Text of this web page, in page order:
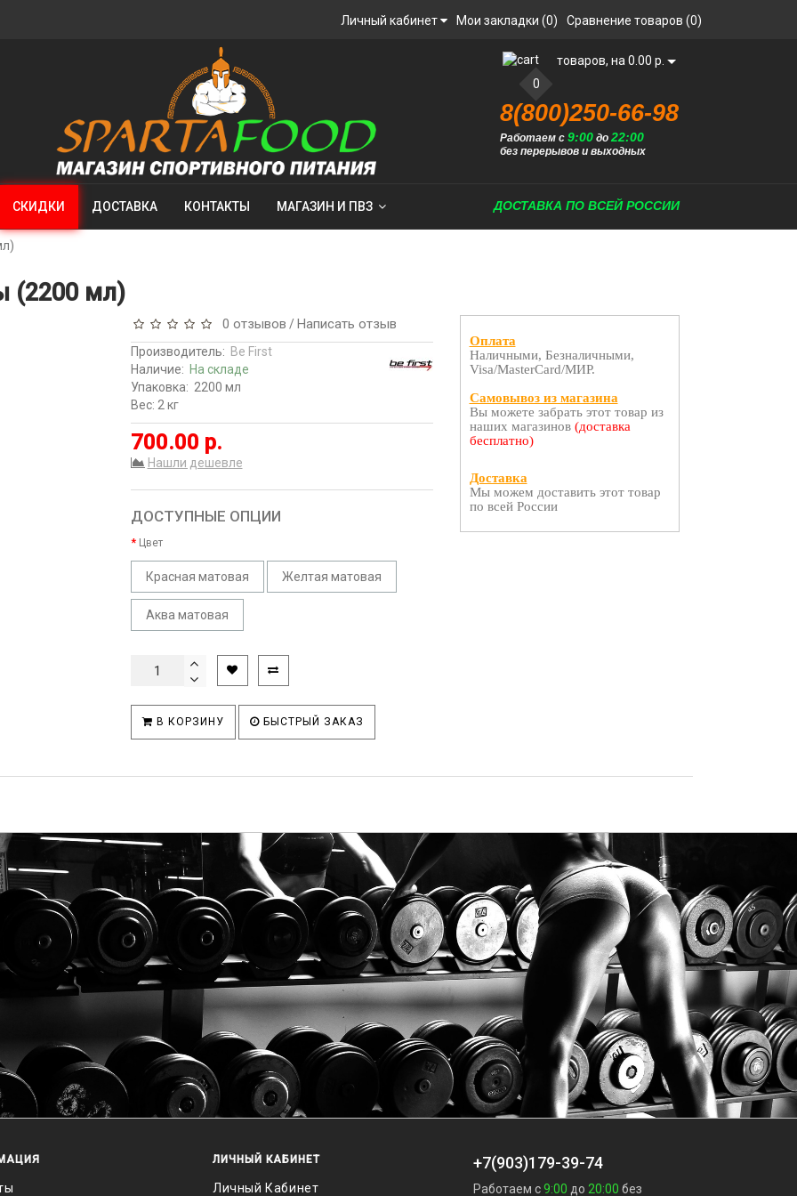
Личный кабинет Мои закладки (0) Сравнение товаров (0)
0
товаров, на 0.00 р.
8(800)250-66-98
Работаем с9:00 до22:00
без перерывов и выходных
СКИДКИ ДОСТАВКА КОНТАКТЫ МАГАЗИН И ПВЗ ДОСТАВКА ПО ВСЕЙ РОССИИ
(2200 мл)
0 отзывов / Написать отзыв
Производитель: Be First
Наличие: На складе
Упаковка: 2200 мл
Вес: 2 кг
700.00 р.
Нашли дешевле
ДОСТУПНЫЕ ОПЦИИ
Цвет
Красная матовая Желтая матовая
Аква матовая
В КОРЗИНУ БЫСТРЫЙ ЗАКАЗ
Оплата
Наличными, Безналичными,
Visa/MasterCard/МИР.
Самовывоз из магазина
Вы можете забрать этот товар из
наших магазинов (доставка
бесплатно)
Доставка
Мы можем доставить этот товар
по всей России
ЛИЧНЫЙ КАБИНЕТ
Личный Кабинет
+7(903)179-39-74
Работаем с9:00 до 20:00 без